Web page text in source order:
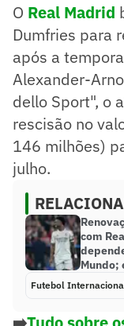
O Real Madrid
Dumfries para
após a
Alexander-
dello Sport", o
rescisão no
146 milhões)
julho.
com
Mundo;
Futebol